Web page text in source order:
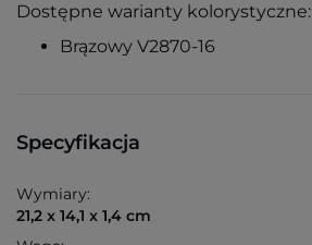
Dostępne warianty kolorystyczne:
Brązowy V2870-16
Specyfikacja
Wymiary:
21,2 x 14,1 x 1,4 cm